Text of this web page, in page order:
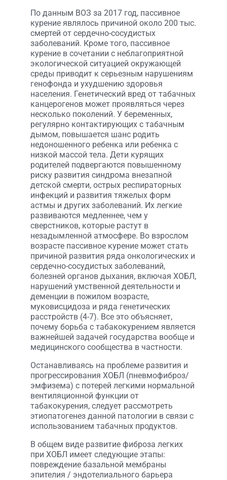
По данным ВОЗ за 2017 год, пассивное
курение являлось причиной около 200 тыс.
смертей от сердечно-сосудистых
заболеваний. Кроме того, пассивное
курение в сочетании с неблагоприятной
экологической ситуацией окружающей
среды приводит к серьезным нарушениям
генофонда и ухудшению здоровья
населения. Генетический вред от табачных
канцерогенов может проявляться через
несколько поколений. У беременных,
регулярно контактирующих с табачным
дымом, повышается шанс родить
недоношенного ребенка или ребенка с
низкой массой тела. Дети курящих
родителей подвергаются повышенному
риску развития синдрома внезапной
детской смерти, острых респираторных
инфекций и развития тяжелых форм
астмы и других заболеваний. Их легкие
развиваются медленнее, чем у
сверстников, которые растут в
незадымленной атмосфере. Во взрослом
возрасте пассивное курение может стать
причиной развития ряда онкологических и
сердечно-сосудистых заболеваний,
болезней органов дыхания, включая ХОБЛ,
нарушений умственной деятельности и
деменции в пожилом возрасте,
муковисцидоза и ряда генетических
расстройств (4-7). Все это объясняет,
почему борьба с табакокурением является
важнейшей задачей государства вообще и
медицинского сообщества в частности.
Останавливаясь на проблеме развития и
прогрессирования ХОБЛ (пневмофиброз/
эмфизема) с потерей легкими нормальной
вентиляционной функции от
табакокурения, следует рассмотреть
этиопатогенез данной патологии в связи с
использованием табачных продуктов.
В общем виде развитие фиброза легких
при ХОБЛ имеет следующие этапы:
повреждение базальной мембраны
эпителия / эндотелиального барьера